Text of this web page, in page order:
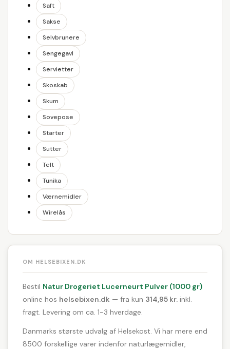
Saft
Sakse
Selvbrunere
Sengegavl
Servietter
Skoskab
Skum
Sovepose
Starter
Sutter
Telt
Tunika
Værnemidler
Wirelås
OM HELSEBIXEN.DK
Bestil Natur Drogeriet Lucerneurt Pulver (1000 gr)
online hos helsebixen.dk — fra kun 314,95 kr. inkl.
fragt. Levering om ca. 1-3 hverdage.
Danmarks største udvalg af Helsekost. Vi har mere end
8500 forskellige varer indenfor naturlægemidler,